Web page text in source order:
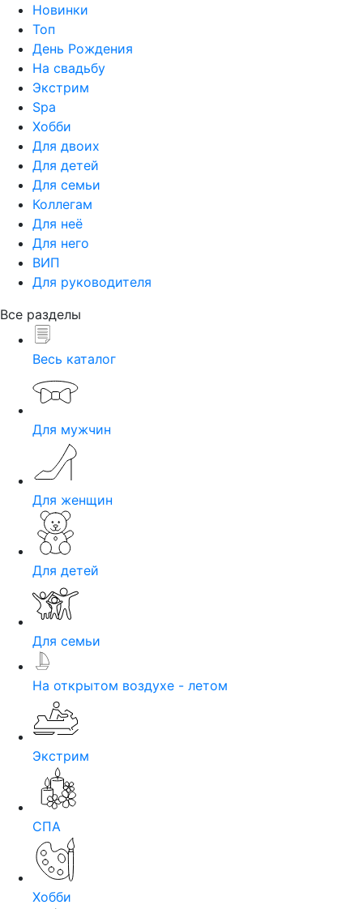
Новинки
Топ
День Рождения
На свадьбу
Экстрим
Spa
Хобби
Для двоих
Для детей
Для семьи
Коллегам
Для неё
Для него
ВИП
Для руководителя
Все разделы
Весь каталог
Для мужчин
Для женщин
Для детей
Для семьи
На открытом воздухе - летом
Экстрим
СПА
Хобби